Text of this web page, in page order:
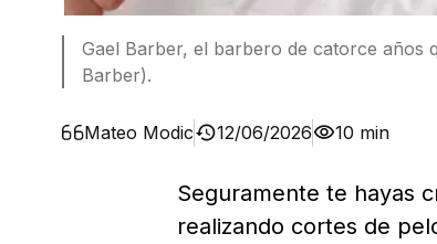
Gael Barber, el barbero de catorce años
Barber).
Mateo Modic 12/06/2026 10 min
Seguramente te hayas
realizando cortes de